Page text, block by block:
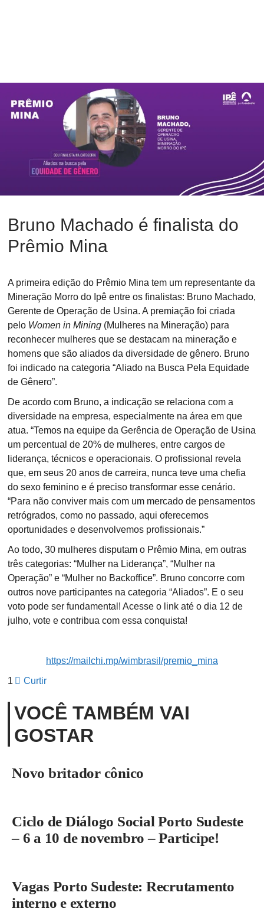
Bruno Machado é finalista do
Prêmio Mina
A primeira edição do Prêmio Mina tem um representante da
Mineração Morro do Ipê entre os finalistas: Bruno Machado,
Gerente de Operação de Usina. A premiação foi criada
pelo Women in Mining (Mulheres na Mineração) para
reconhecer mulheres que se destacam na mineração e
homens que são aliados da diversidade de gênero. Bruno
foi indicado na categoria “Aliado na Busca Pela Equidade
de Gênero”.
De acordo com Bruno, a indicação se relaciona com a
diversidade na empresa, especialmente na área em que
atua. “Temos na equipe da Gerência de Operação de Usina
um percentual de 20% de mulheres, entre cargos de
liderança, técnicos e operacionais. O profissional revela
que, em seus 20 anos de carreira, nunca teve uma chefia
do sexo feminino e é preciso transformar esse cenário.
“Para não conviver mais com um mercado de pensamentos
retrógrados, como no passado, aqui oferecemos
oportunidades e desenvolvemos profissionais.”
Ao todo, 30 mulheres disputam o Prêmio Mina, em outras
três categorias: “Mulher na Liderança”, “Mulher na
Operação” e “Mulher no Backoffice”. Bruno concorre com
outros nove participantes na categoria “Aliados”. E o seu
voto pode ser fundamental! Acesse o link até o dia 12 de
julho, vote e contribua com essa conquista!
https://mailchi.mp/wimbrasil/premio_mina
1
Curtir
VOCÊ TAMBÉM VAI
GOSTAR
Novo britador cônico
Ciclo de Diálogo Social Porto Sudeste
– 6 a 10 de novembro – Participe!
Vagas Porto Sudeste: Recrutamento
interno e externo